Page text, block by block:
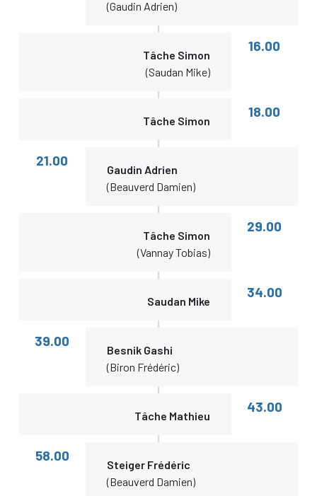
(Gaudin Adrien)
Tâche Simon
(Saudan Mike)
16.00
Tâche Simon
18.00
21.00
Gaudin Adrien
(Beauverd Damien)
Tâche Simon
(Vannay Tobias)
29.00
Saudan Mike
34.00
39.00
Besnik Gashi
(Biron Frédéric)
Tâche Mathieu
43.00
58.00
Steiger Frédéric
(Beauverd Damien)